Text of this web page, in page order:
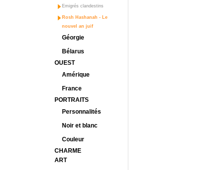
Emigrés clandestins
Rosh Hashanah - Le
nouvel an juif
Géorgie
Bélarus
OUEST
Amérique
France
PORTRAITS
Personnalités
Noir et blanc
Couleur
CHARME
ART